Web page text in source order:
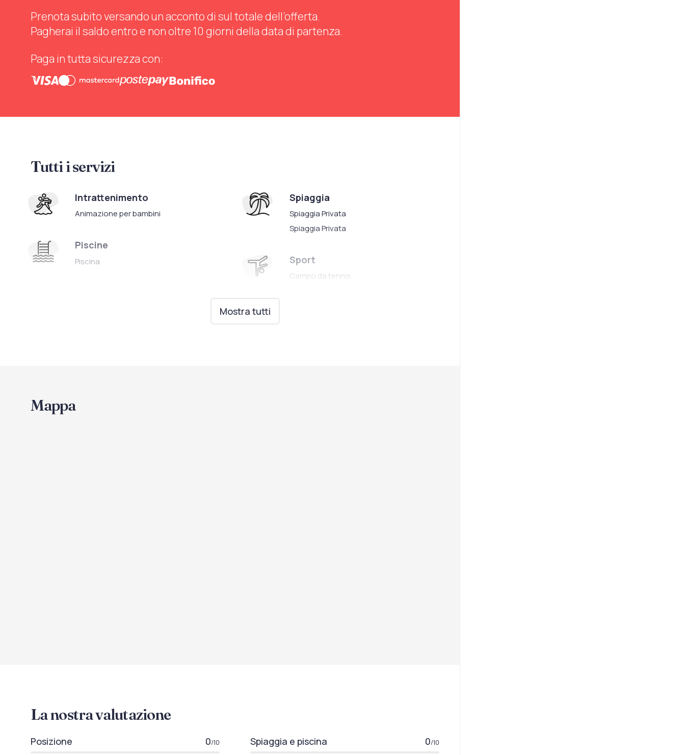
Prenota subito versando un acconto di sul totale dell’offerta.
Pagherai il saldo entro e non oltre 10 giorni della data di partenza.
Paga in tutta sicurezza con:
Tutti i servizi
Intrattenimento
Animazione per bambini
Piscine
Piscina
Spiaggia
Spiaggia Privata
Spiaggia Privata
Sport
Campo da tennis
Mostra tutti
Mappa
La nostra valutazione
Posizione 0/10 Spiaggia e piscina 0/10